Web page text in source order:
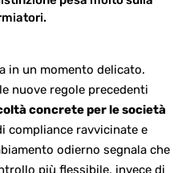
in un momento delicato.
nuove regole precedenti
concrete per le società
compliance ravvicinate e
odierno segnala che
più flessibile, invece di